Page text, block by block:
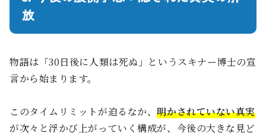
放
物語は「30日後に人類は死ぬ」というスキナー博士の宣
言から始まります。
このタイムリミットが迫るなか、明かされていない真実
が次々と浮かび上がっていく構成が、今後の大きな見ど